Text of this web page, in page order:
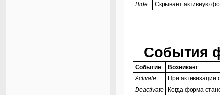
Hide
Скрывает активную
События
Событие
Возникает
Activate
При активизации
Deactivate
Когда форма